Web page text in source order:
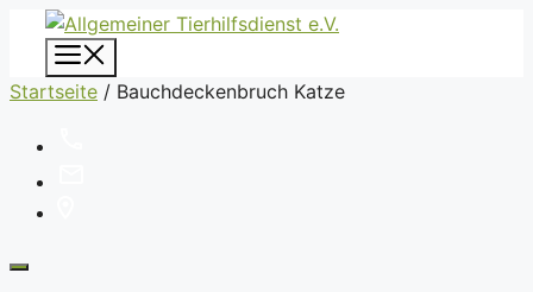
Zum
Inhalt
springen
Startseite / Bauchdeckenbruch Katze